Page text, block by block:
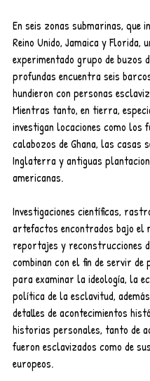
En seis zonas submarinas, que
Reino Unido, Jamaica y Florida,
experimentado grupo de buzos
profundas encuentra seis
hundieron con personas
Mientras tanto, en tierra,
investigan locaciones como los
calabozos de Ghana, las casas
Inglaterra y antiguas
americanas.
Investigaciones científicas,
artefactos encontrados bajo el
reportajes y reconstrucciones
combinan con el fin de servir
para examinar la ideología, la
política de la esclavitud,
detalles de acontecimientos
historias personales, tanto de
fueron esclavizados como de
europeos.